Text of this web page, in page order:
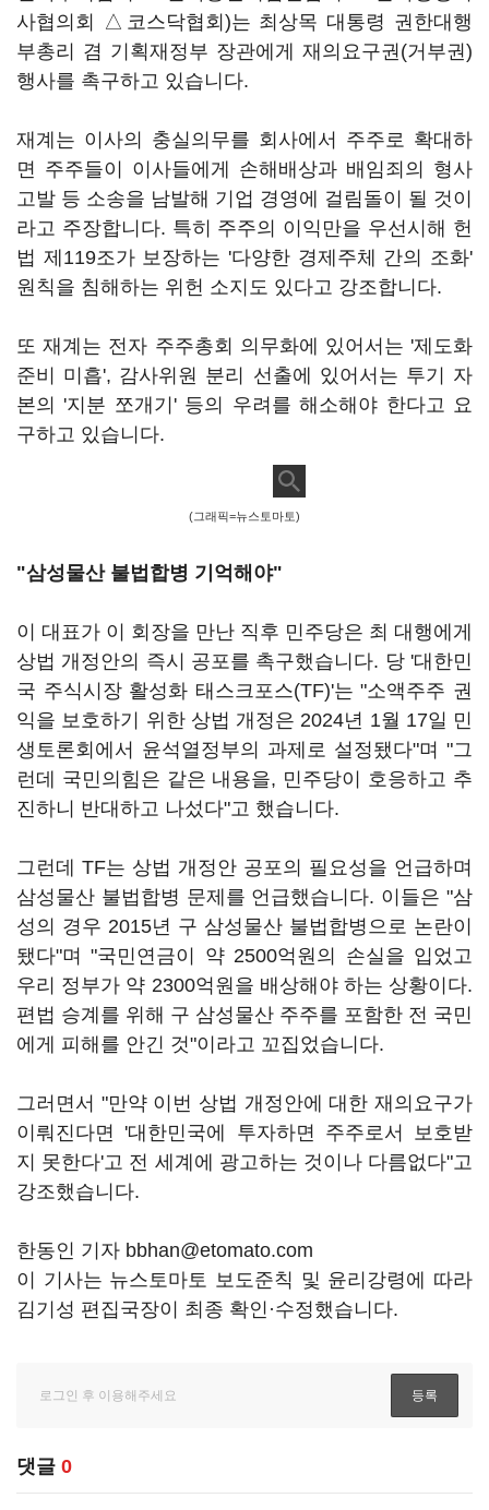
사협의회 △코스닥협회)는 최상목 대통령 권한대행
부총리 겸 기획재정부 장관에게 재의요구권(거부권)
행사를 촉구하고 있습니다.
재계는 이사의 충실의무를 회사에서 주주로 확대하
면 주주들이 이사들에게 손해배상과 배임죄의 형사
고발 등 소송을 남발해 기업 경영에 걸림돌이 될 것이
라고 주장합니다. 특히 주주의 이익만을 우선시해 헌
법 제119조가 보장하는 '다양한 경제주체 간의 조화'
원칙을 침해하는 위헌 소지도 있다고 강조합니다.
또 재계는 전자 주주총회 의무화에 있어서는 '제도화
준비 미흡', 감사위원 분리 선출에 있어서는 투기 자
본의 '지분 쪼개기' 등의 우려를 해소해야 한다고 요
구하고 있습니다.
(그래픽=뉴스토마토)
"삼성물산 불법합병 기억해야"
이 대표가 이 회장을 만난 직후 민주당은 최 대행에게
상법 개정안의 즉시 공포를 촉구했습니다. 당 '대한민
국 주식시장 활성화 태스크포스(TF)'는 "소액주주 권
익을 보호하기 위한 상법 개정은 2024년 1월 17일 민
생토론회에서 윤석열정부의 과제로 설정됐다"며 "그
런데 국민의힘은 같은 내용을, 민주당이 호응하고 추
진하니 반대하고 나섰다"고 했습니다.
그런데 TF는 상법 개정안 공포의 필요성을 언급하며
삼성물산 불법합병 문제를 언급했습니다. 이들은 "삼
성의 경우 2015년 구 삼성물산 불법합병으로 논란이
됐다"며 "국민연금이 약 2500억원의 손실을 입었고
우리 정부가 약 2300억원을 배상해야 하는 상황이다.
편법 승계를 위해 구 삼성물산 주주를 포함한 전 국민
에게 피해를 안긴 것"이라고 꼬집었습니다.
그러면서 "만약 이번 상법 개정안에 대한 재의요구가
이뤄진다면 '대한민국에 투자하면 주주로서 보호받
지 못한다'고 전 세계에 광고하는 것이나 다름없다"고
강조했습니다.
한동인 기자 bbhan@etomato.com
이 기사는 뉴스토마토 보도준칙 및 윤리강령에 따라
김기성 편집국장이 최종 확인·수정했습니다.
댓글 0